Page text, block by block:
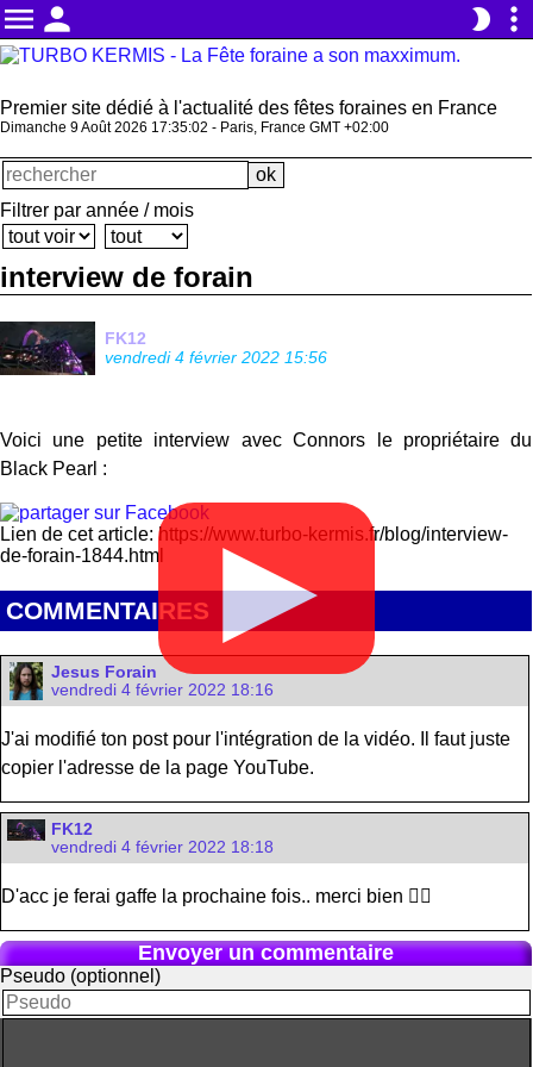
menu person brightness_2 more_vert
Premier site dédié à l'actualité des fêtes foraines en France
Dimanche 9 Août 2026 17:35:03 - Paris, France GMT +02:00
Filtrer par année / mois
interview de forain
FK12
vendredi 4 février 2022 15:56
Voici une petite interview avec Connors le propriétaire du
Black Pearl :
▶
Lien de cet article: https://www.turbo-kermis.fr/blog/interview-
de-forain-1844.html
COMMENTAIRES
Jesus Forain
vendredi 4 février 2022 18:16
J'ai modifié ton post pour l'intégration de la vidéo. Il faut juste
copier l'adresse de la page YouTube.
FK12
vendredi 4 février 2022 18:18
D'acc je ferai gaffe la prochaine fois.. merci bien 👌🏻
Envoyer un commentaire
Pseudo (optionnel)